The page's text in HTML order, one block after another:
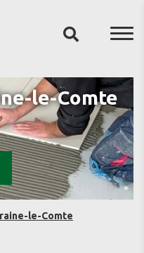
le-Comte
le-Comte